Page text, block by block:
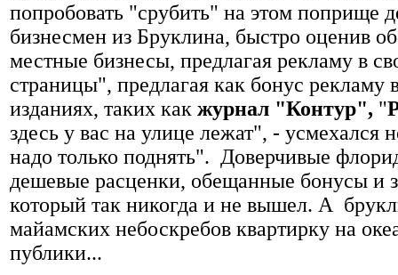
попробовать "срубить" на этом поприще
бизнесмен из Бруклина, быстро оценив
местные бизнесы, предлагая рекламу в
страницы", предлагая как бонус
изданиях, таких как журнал "Контур", "
здесь у вас на улице лежат", - усмехался
надо только поднять". Доверчивые
дешевые расценки, обещанные бонусы и
который так никогда и не вышел. А
майамских небоскребов квартирку на
публики...